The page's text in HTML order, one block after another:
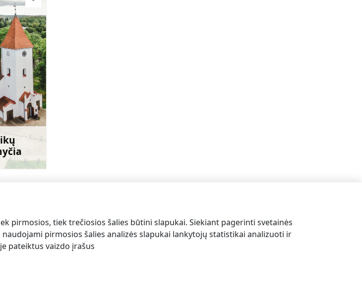
daugiau
pirmosios, tiek trečiosios šalies būtini slapukai. Siekiant pagerinti svetainės
pirmosios šalies analizės slapukai lankytojų statistikai analizuoti ir
pateiktus vaizdo įrašus